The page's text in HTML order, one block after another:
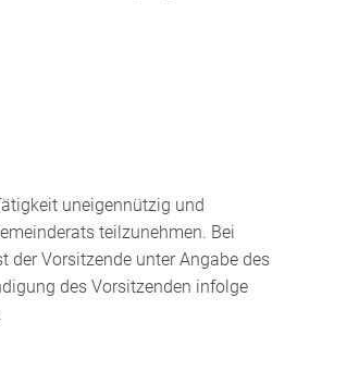
uneigennützig und
teilzunehmen. Bei
der Vorsitzende unter Angabe des
des Vorsitzenden infolge